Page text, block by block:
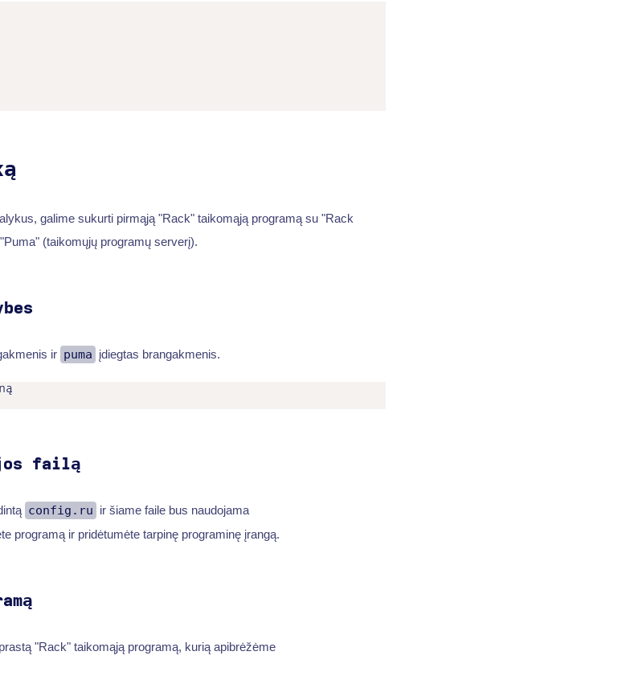
galime sukurti pirmąją "Rack" taikomąją programą su "Rack
(taikomųjų programų serverį).
ir puma įdiegtas brangakmenis.
failą
config.ru ir šiame faile bus naudojama
programą ir pridėtumėte tarpinę programinę įrangą.
"Rack" taikomąją programą, kurią apibrėžėme